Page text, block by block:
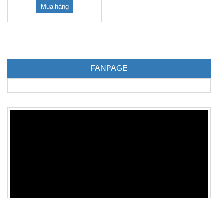
Mua hàng
FANPAGE